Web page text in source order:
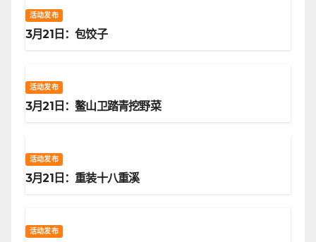
活动发布
3月21日：包饺子
活动发布
3月21日：鳌山卫踏青挖野菜
活动发布
3月21日：重装十八重溪
活动发布